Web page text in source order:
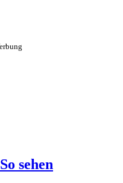
sehen